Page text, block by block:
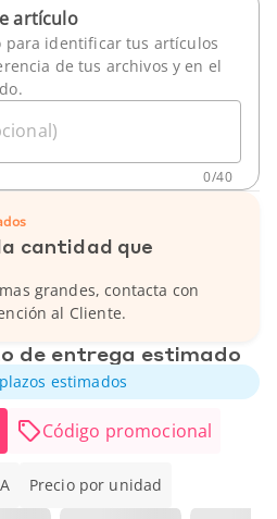
artículo
para identificar tus artículos
de tus archivos y en el
0/40
cantidad que
grandes, contacta con
al Cliente.
de entrega estimado
estimados
Código promocional
Precio por unidad